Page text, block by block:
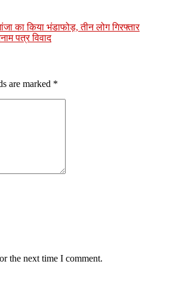
का किया भंडाफोड़, तीन लोग गिरफ्तार
पत्र विवाद
are marked *
the next time I comment.